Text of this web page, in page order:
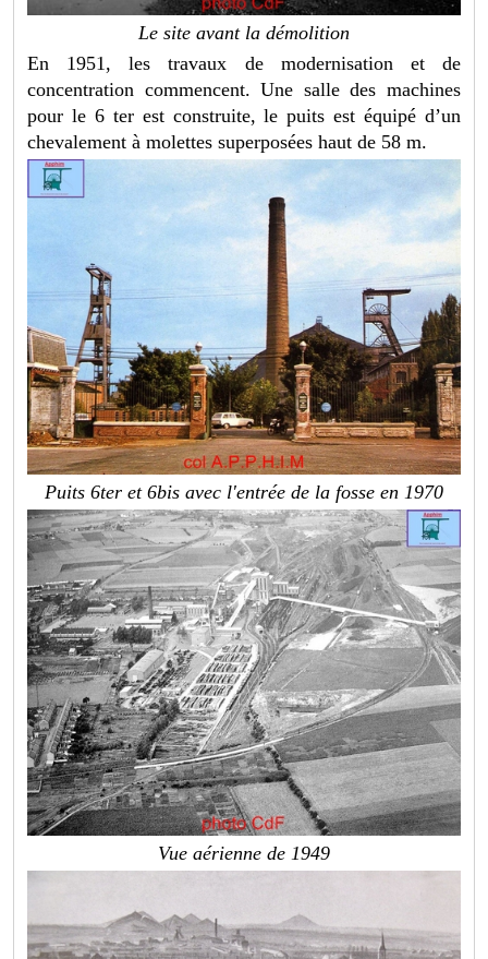
Le site avant la démolition
En 1951, les travaux de modernisation et de
concentration commencent. Une salle des machines
pour le 6 ter est construite, le puits est équipé d’un
chevalement à molettes superposées haut de 58 m.
Puits 6ter et 6bis avec l'entrée de la fosse en 1970
Vue aérienne de 1949